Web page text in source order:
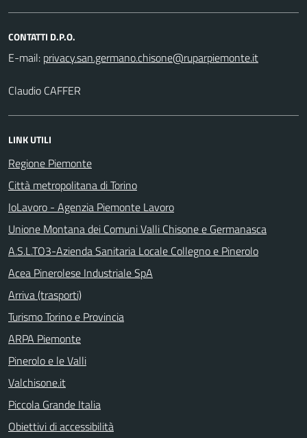
CONTATTI D.P.O.
E-mail:
Claudio CAFFER
LINK UTILI
Regione Piemonte
Città metropolitana di Torino
IoLavoro - Agenzia Piemonte Lavoro
Unione Montana dei Comuni Valli Chisone e Germanasca
A.S.L.TO3-Azienda Sanitaria Locale Collegno e Pinerolo
Acea Pinerolese Industriale SpA
Arriva (trasporti)
Turismo Torino e Provincia
ARPA Piemonte
Pinerolo e le Valli
Valchisone.it
Piccola Grande Italia
Obiettivi di accessibilità